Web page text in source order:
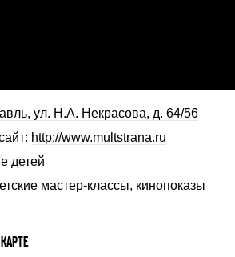
ул. Н.А. Некрасова, д. 64/56
http://www.multstrana.ru
детей
мастер-классы, кинопоказы